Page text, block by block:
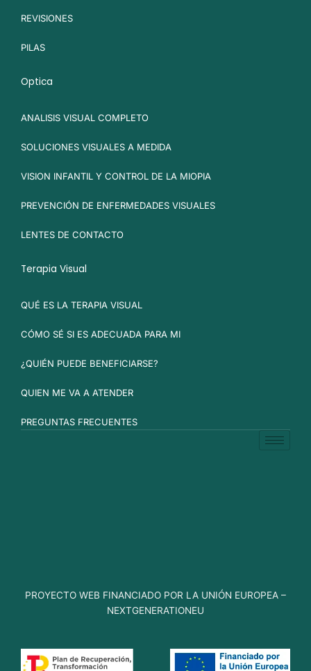
REVISIONES
PILAS
Optica
ANALISIS VISUAL COMPLETO
SOLUCIONES VISUALES A MEDIDA
VISION INFANTIL Y CONTROL DE LA MIOPIA
PREVENCIÓN DE ENFERMEDADES VISUALES
LENTES DE CONTACTO
Terapia Visual
QUÉ ES LA TERAPIA VISUAL
CÓMO SÉ SI ES ADECUADA PARA MI
¿QUIÉN PUEDE BENEFICIARSE?
QUIEN ME VA A ATENDER
PREGUNTAS FRECUENTES
PROYECTO WEB FINANCIADO POR LA UNIÓN EUROPEA –
NEXTGENERATIONEU